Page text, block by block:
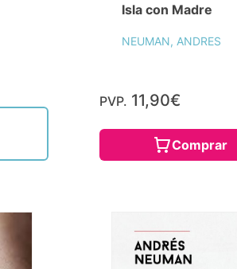
Isla con Madre
NEUMAN, ANDRES
PVP. 11,90€
Comprar